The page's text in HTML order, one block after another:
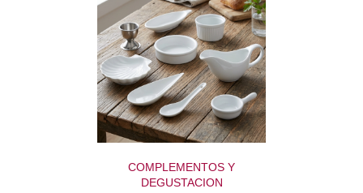
COMPLEMENTOS Y
DEGUSTACION